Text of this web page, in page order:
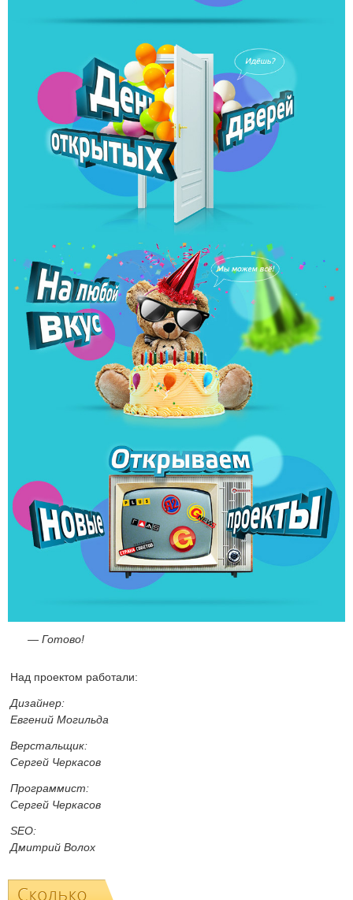
— Готово!
Над проектом работали:
Дизайнер:
Евгений Могильда
Верстальщик:
Сергей Черкасов
Программист:
Сергей Черкасов
SEO:
Дмитрий Волох